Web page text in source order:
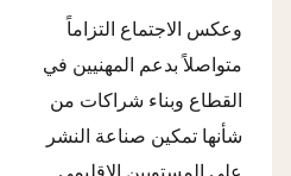
وعكس الاجتماع التزاماً
متواصلاً بدعم المهنيين في
القطاع وبناء شراكات من
شأنها تمكين صناعة النشر
على المستويين الإقليمي